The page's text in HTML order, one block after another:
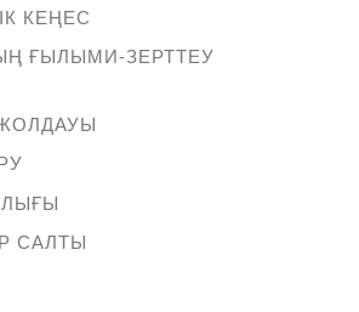
КЕҢЕС
ҒЫЛЫМИ-ЗЕРТТЕУ
САЛТЫ